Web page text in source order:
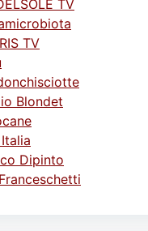
TV
TV
Blondet
Dipinto